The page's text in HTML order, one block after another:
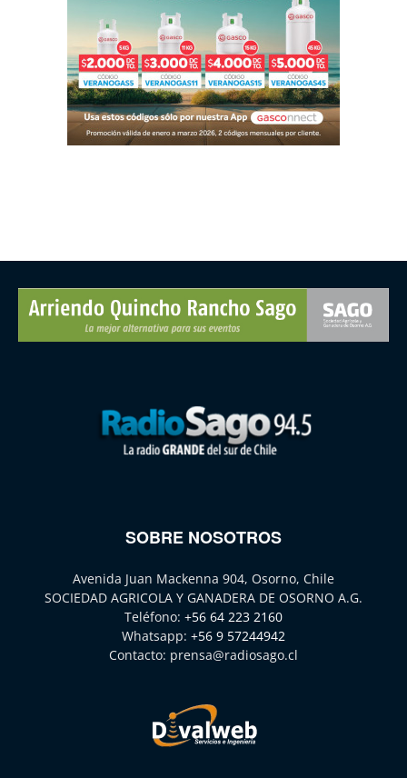
SOBRE NOSOTROS
Avenida Juan Mackenna 904, Osorno, Chile
SOCIEDAD AGRICOLA Y GANADERA DE OSORNO A.G.
Teléfono: +56 64 223 2160
Whatsapp: +56 9 57244942
Contacto: prensa@radiosago.cl